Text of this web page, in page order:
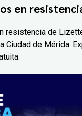
en
resistencia de
Ciudad de Mérida.